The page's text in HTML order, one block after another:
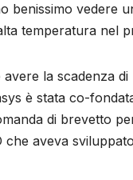
benissimo vedere
temperatura nel
la scadenza
è stata co-
di brevetto
aveva